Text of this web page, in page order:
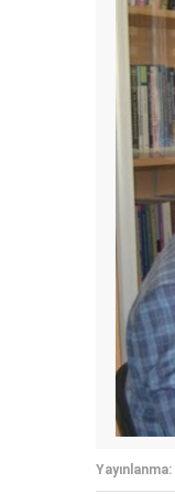
Yayınlanma: